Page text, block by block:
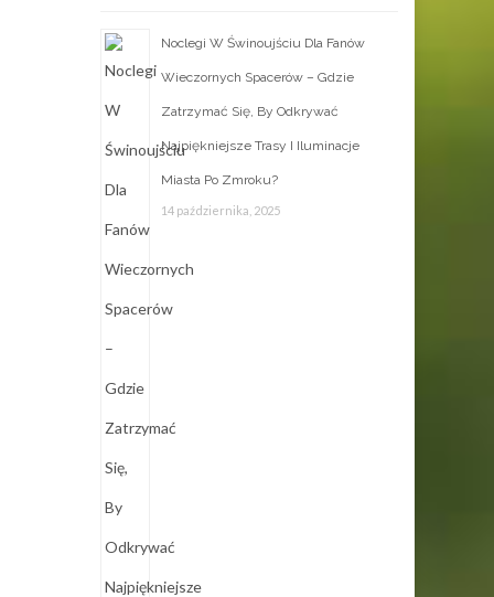
Noclegi W Świnoujściu Dla Fanów
Wieczornych Spacerów – Gdzie
Zatrzymać Się, By Odkrywać
Najpiękniejsze Trasy I Iluminacje
Miasta Po Zmroku?
14 października, 2025